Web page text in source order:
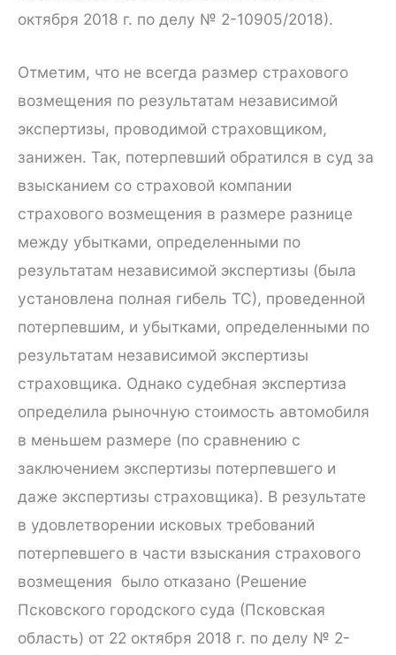
октября 2018 г. по делу № 2-10905/2018).
Отметим, что не всегда размер страхового
возмещения по результатам независимой
экспертизы, проводимой страховщиком,
занижен. Так, потерпевший обратился в суд за
взысканием со страховой компании
страхового возмещения в размере разнице
между убытками, определенными по
результатам независимой экспертизы (была
установлена полная гибель ТС), проведенной
потерпевшим, и убытками, определенными по
результатам независимой экспертизы
страховщика. Однако судебная экспертиза
определила рыночную стоимость автомобиля
в меньшем размере (по сравнению с
заключением экспертизы потерпевшего и
даже экспертизы страховщика). В результате
в удовлетворении исковых требований
потерпевшего в части взыскания страхового
возмещения было отказано (Решение
Псковского городского суда (Псковская
область) от 22 октября 2018 г. по делу № 2-